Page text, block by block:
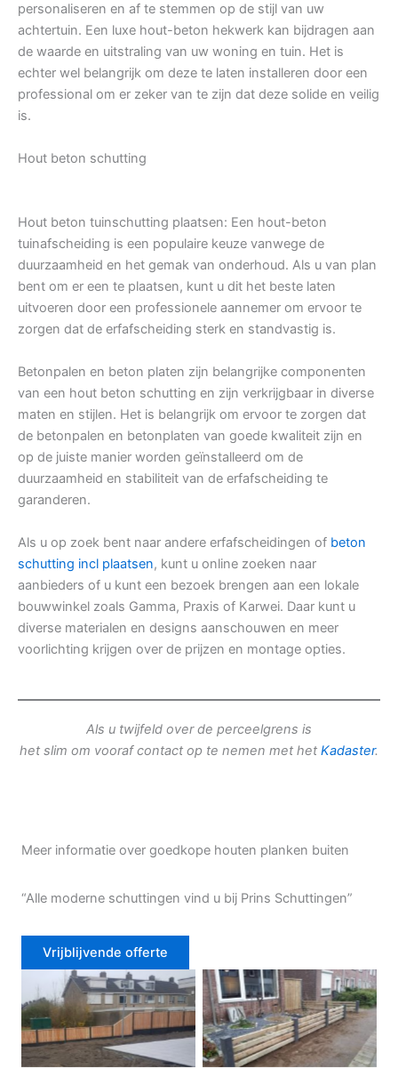
personaliseren en af te stemmen op de stijl van uw
achtertuin. Een luxe hout-beton hekwerk kan bijdragen aan
de waarde en uitstraling van uw woning en tuin. Het is
echter wel belangrijk om deze te laten installeren door een
professional om er zeker van te zijn dat deze solide en veilig
is.
Hout beton schutting
Hout beton tuinschutting plaatsen: Een hout-beton
tuinafscheiding is een populaire keuze vanwege de
duurzaamheid en het gemak van onderhoud. Als u van plan
bent om er een te plaatsen, kunt u dit het beste laten
uitvoeren door een professionele aannemer om ervoor te
zorgen dat de erfafscheiding sterk en standvastig is.
Betonpalen en beton platen zijn belangrijke componenten
van een hout beton schutting en zijn verkrijgbaar in diverse
maten en stijlen. Het is belangrijk om ervoor te zorgen dat
de betonpalen en betonplaten van goede kwaliteit zijn en
op de juiste manier worden geïnstalleerd om de
duurzaamheid en stabiliteit van de erfafscheiding te
garanderen.
Als u op zoek bent naar andere erfafscheidingen of beton
schutting incl plaatsen, kunt u online zoeken naar
aanbieders of u kunt een bezoek brengen aan een lokale
bouwwinkel zoals Gamma, Praxis of Karwei. Daar kunt u
diverse materialen en designs aanschouwen en meer
voorlichting krijgen over de prijzen en montage opties.
Als u twijfeld over de perceelgrens is
het slim om vooraf contact op te nemen met het Kadaster.
Meer informatie over goedkope houten planken buiten
“Alle moderne schuttingen vind u bij Prins Schuttingen”
Vrijblijvende offerte
Douglas schutting Tuinhek voortuin